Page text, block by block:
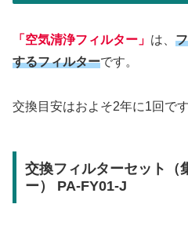
「空気清浄フィルター」 は、
するフィルターです。
交換目安はおよそ2年に1回です
交換フィルターセット（
ー） PA-FY01-J